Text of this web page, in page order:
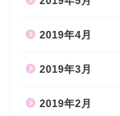
2019年4月
2019年3月
2019年2月